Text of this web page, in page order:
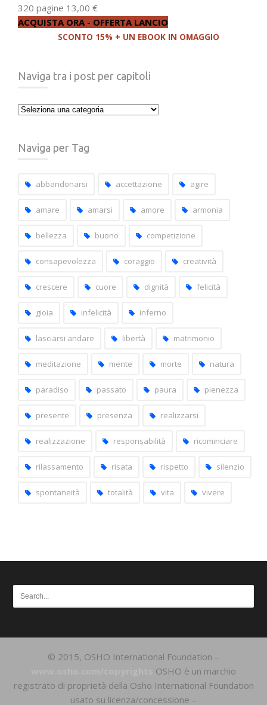
320 pagine 13,00 €
ACQUISTA ORA - OFFERTA LANCIO
SCONTO 15% + UN EBOOK IN OMAGGIO
Naviga tra i post per capitoli
Naviga
post
capitoli
Naviga per Tag
abbandonarsi accettazione agire
amare amarsi amore armonia
bellezza buono competizione
consapevolezza coraggio creatività
crescere cuore dignità felicità
gioia infelicità inferno
lasciarsi andare libertà matrimonio
meditazione mente morte natura
paradiso passato paura pienezza
presente presenza realizzarsi
realizzazione responsabilità ricominciare
rilassamento risata rispetto silenzio
spontaneità totalità vita vivere
© 2015, OSHO International Foundation –
OSHO è un marchio
registrato di proprietà della Osho International Foundation
usato su licenza/concessione –